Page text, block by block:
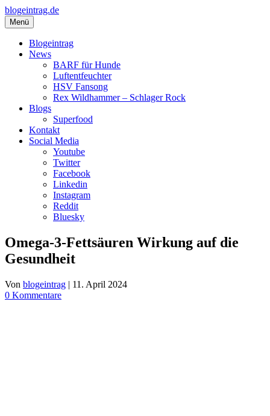
Zum
Inhalt
springen
blogeintrag.de
Menü
Blogeintrag
News
BARF für Hunde
Luftentfeuchter
HSV Fansong
Rex Wildhammer – Schlager Rock
Blogs
Superfood
Kontakt
Social Media
Youtube
Twitter
Facebook
Linkedin
Instagram
Reddit
Bluesky
Omega-3-Fettsäuren Wirkung auf die
Gesundheit
Von blogeintrag | 11. April 2024
0 Kommentare